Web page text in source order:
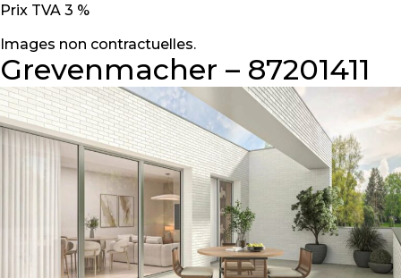
Prix TVA 3 %
Images non contractuelles.
Grevenmacher – 87201411